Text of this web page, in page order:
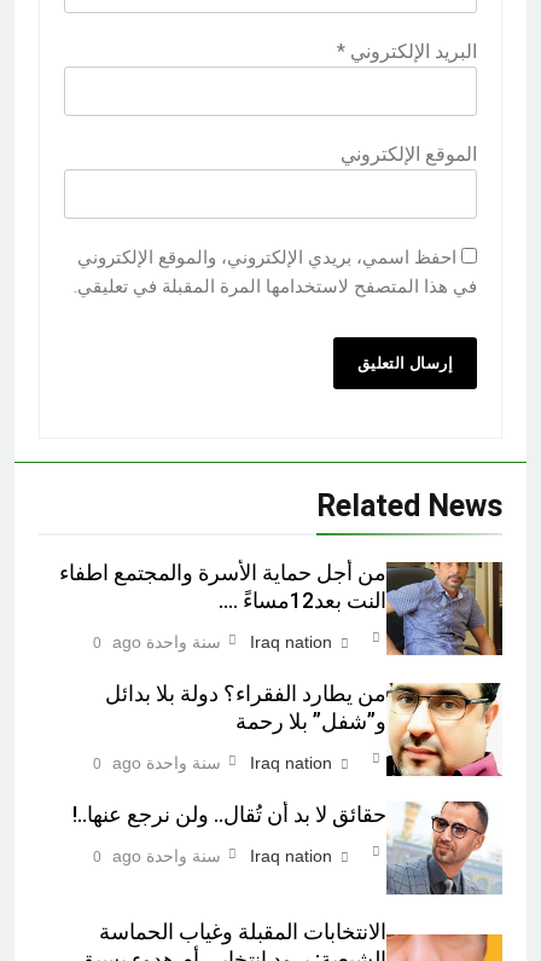
البريد الإلكتروني *
الموقع الإلكتروني
احفظ اسمي، بريدي الإلكتروني، والموقع الإلكتروني
في هذا المتصفح لاستخدامها المرة المقبلة في تعليقي.
Related News
من أجل حماية الأسرة والمجتمع اطفاء
النت بعد12مساءً ….
Iraq nation سنة واحدة ago 0
من يطارد الفقراء؟ دولة بلا بدائل
و”شفل” بلا رحمة
Iraq nation سنة واحدة ago 0
حقائق لا بد أن تُقال.. ولن نرجع عنها..!
Iraq nation سنة واحدة ago 0
الانتخابات المقبلة وغياب الحماسة